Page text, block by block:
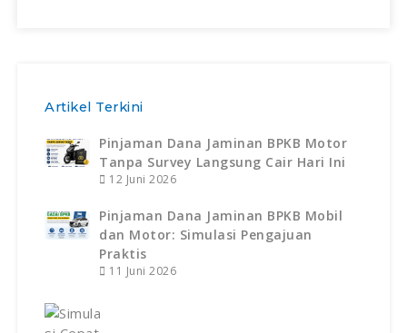
Artikel Terkini
Pinjaman Dana Jaminan BPKB Motor
Tanpa Survey Langsung Cair Hari Ini
12 Juni 2026
Pinjaman Dana Jaminan BPKB Mobil
dan Motor: Simulasi Pengajuan
Praktis
11 Juni 2026